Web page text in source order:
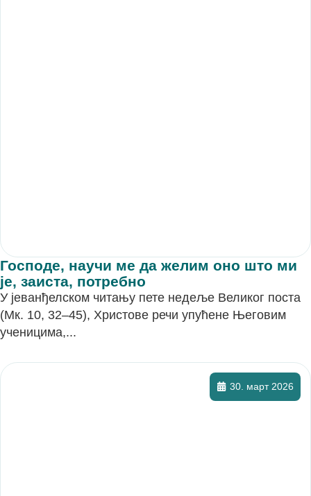
Господе, научи ме да желим оно што ми
је, заиста, потребно
У јеванђелском читању пете недеље Великог поста
(Мк. 10, 32–45), Христове речи упућене Његовим
ученицима,...
30. март 2026